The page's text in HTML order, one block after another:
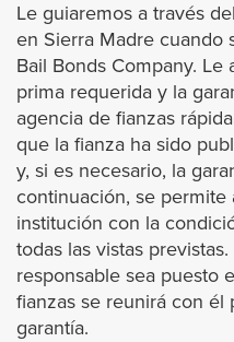
Bell
Bellflower
Bell
Beverly
Burbank
Le guiaremos a través
en Sierra Madre cuando
Bail Bonds Company.
prima requerida y la
agencia de fianzas
que la fianza ha sido
y, si es necesario, la
continuación, se permite
institución con la
todas las vistas
responsable sea puesto
fianzas se reunirá con él
garantía.